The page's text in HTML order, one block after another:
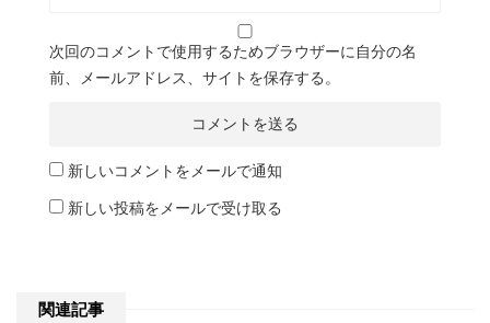
次回のコメントで使用するためブラウザーに自分の名
前、メールアドレス、サイトを保存する。
新しいコメントをメールで通知
新しい投稿をメールで受け取る
関連記事